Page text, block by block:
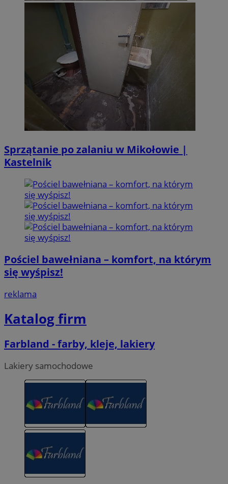
Sprzątanie po zalaniu w Mikołowie |
Kastelnik
Pościel bawełniana – komfort, na którym
się wyśpisz!
reklama
Katalog firm
Farbland - farby, kleje, lakiery
Lakiery samochodowe